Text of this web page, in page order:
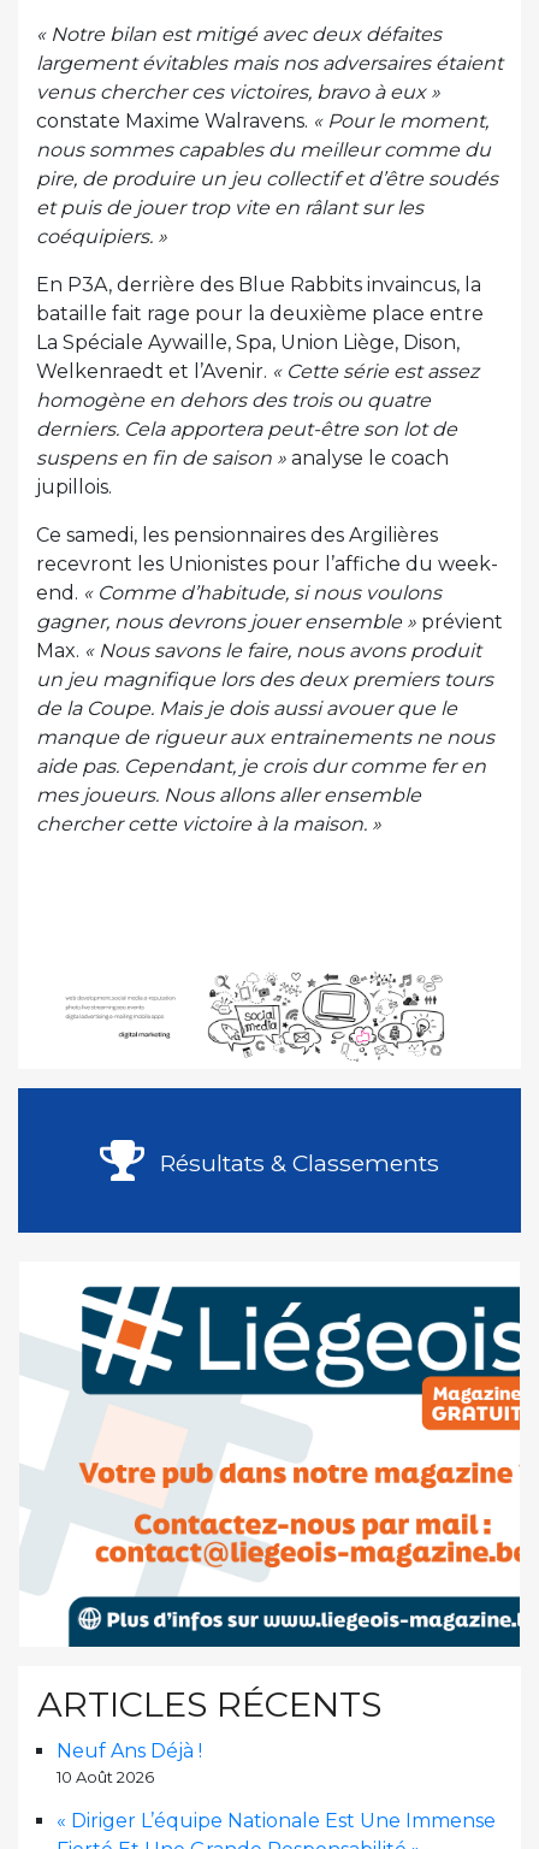
« Notre bilan est mitigé avec deux défaites
largement évitables mais nos adversaires étaient
venus chercher ces victoires, bravo à eux »
constate Maxime Walravens. « Pour le moment,
nous sommes capables du meilleur comme du
pire, de produire un jeu collectif et d’être soudés
et puis de jouer trop vite en râlant sur les
coéquipiers. »
En P3A, derrière des Blue Rabbits invaincus, la
bataille fait rage pour la deuxième place entre
La Spéciale Aywaille, Spa, Union Liège, Dison,
Welkenraedt et l’Avenir. « Cette série est assez
homogène en dehors des trois ou quatre
derniers. Cela apportera peut-être son lot de
suspens en fin de saison » analyse le coach
jupillois.
Ce samedi, les pensionnaires des Argilières
recevront les Unionistes pour l’affiche du week-
end. « Comme d’habitude, si nous voulons
gagner, nous devrons jouer ensemble » prévient
Max. « Nous savons le faire, nous avons produit
un jeu magnifique lors des deux premiers tours
de la Coupe. Mais je dois aussi avouer que le
manque de rigueur aux entrainements ne nous
aide pas. Cependant, je crois dur comme fer en
mes joueurs. Nous allons aller ensemble
chercher cette victoire à la maison. »
Résultats & Classements
ARTICLES RÉCENTS
Neuf Ans Déjà !
10 Août 2026
« Diriger L’équipe Nationale Est Une Immense